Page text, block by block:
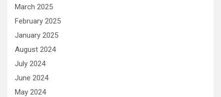
March 2025
February 2025
January 2025
August 2024
July 2024
June 2024
May 2024